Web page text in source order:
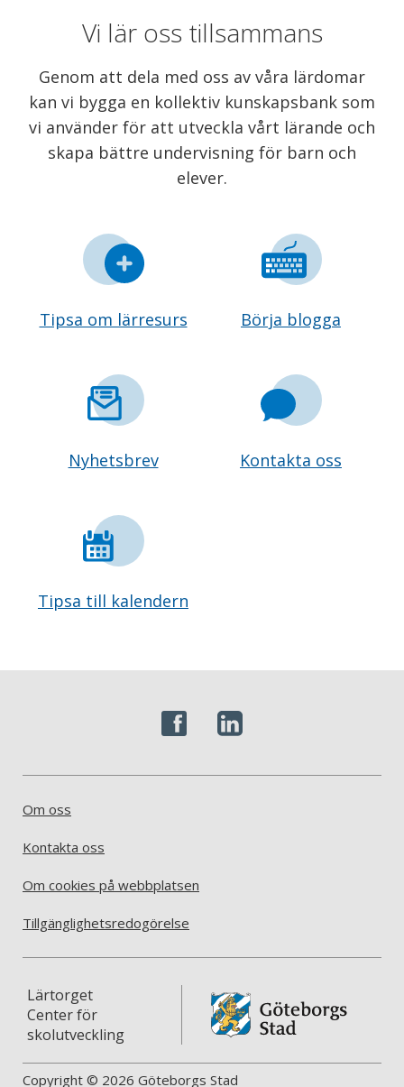
Vi lär oss tillsammans
Genom att dela med oss av våra lärdomar
kan vi bygga en kollektiv kunskapsbank som
vi använder för att utveckla vårt lärande och
skapa bättre undervisning för barn och
elever.
Tipsa om lärresurs Börja blogga
Nyhetsbrev Kontakta oss
Tipsa till kalendern
Om oss
Kontakta oss
Om cookies på webbplatsen
Tillgänglighetsredogörelse
Lärtorget
Center för
skolutveckling
Copyright © 2026 Göteborgs Stad